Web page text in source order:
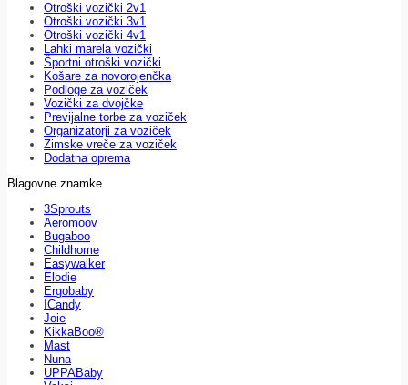
Otroški vozički 2v1
Otroški vozički 3v1
Otroški vozički 4v1
Lahki marela vozički
Športni otroški vozički
Košare za novorojenčka
Podloge za voziček
Vozički za dvojčke
Previjalne torbe za voziček
Organizatorji za voziček
Zimske vreče za voziček
Dodatna oprema
Blagovne znamke
3Sprouts
Aeromoov
Bugaboo
Childhome
Easywalker
Elodie
Ergobaby
ICandy
Joie
KikkaBoo®
Mast
Nuna
UPPABaby